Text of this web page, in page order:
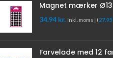
Magnet mærker
34.94 kr. Inkl. moms | (27.95
Farvelade med 12